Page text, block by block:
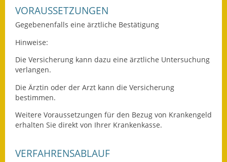
Beratungsstellen im
Dienstleistungen
Formulare
Gemeinderat
VORAUSSETZUNGEN
Gegebenenfalls eine ärztliche Bestätigung
Hinweise:
Die Versicherung kann dazu eine ärztliche Untersuchung
verlangen.
Die Ärztin oder der Arzt kann die Versicherung
bestimmen.
Weitere Voraussetzungen für den Bezug von Krankengeld
erhalten Sie direkt von Ihrer Krankenkasse.
VERFAHRENSABLAUF